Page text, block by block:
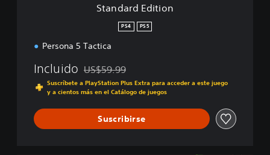
Standard Edition
PS4 PS5
Persona 5 Tactica
Incluido Rebajado del precio original de US$59.99
US$59.99
Suscríbete a PlayStation Plus Extra para acceder a este juego
y a cientos más en el Catálogo de juegos
Suscribirse